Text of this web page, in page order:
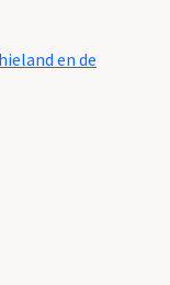
en de